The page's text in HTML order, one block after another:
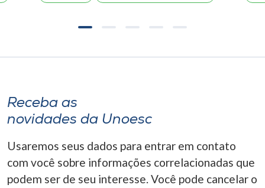
Receba as
novidades da Unoesc
Usaremos seus dados para entrar em contato
com você sobre informações correlacionadas que
podem ser de seu interesse. Você pode cancelar o